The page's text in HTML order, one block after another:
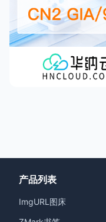
产品列表
ImgURL图床